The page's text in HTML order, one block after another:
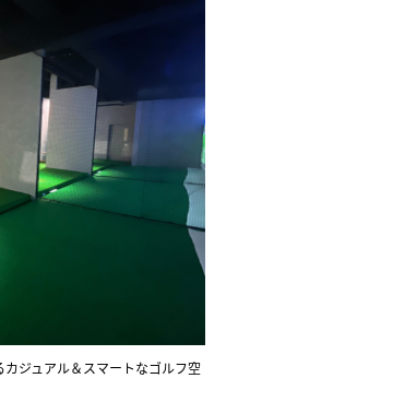
ジュアル＆スマートなゴルフ空